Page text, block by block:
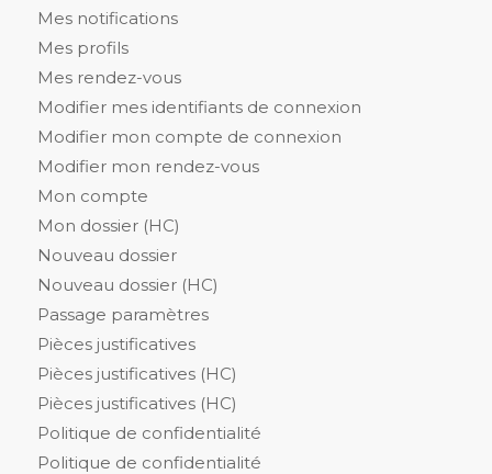
Mes notifications
Mes profils
Mes rendez-vous
Modifier mes identifiants de connexion
Modifier mon compte de connexion
Modifier mon rendez-vous
Mon compte
Mon dossier (HC)
Nouveau dossier
Nouveau dossier (HC)
Passage paramètres
Pièces justificatives
Pièces justificatives (HC)
Pièces justificatives (HC)
Politique de confidentialité
Politique de confidentialité